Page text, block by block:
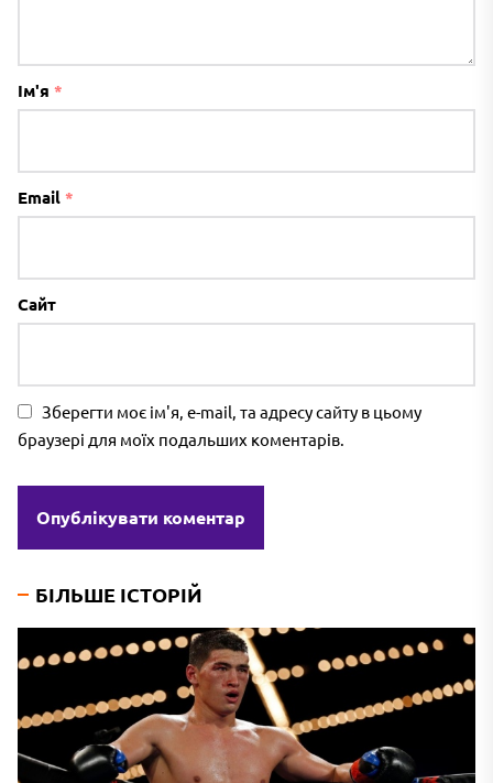
Ім'я *
Email *
Сайт
Зберегти моє ім'я, e-mail, та адресу сайту в цьому
браузері для моїх подальших коментарів.
БІЛЬШЕ ІСТОРІЙ